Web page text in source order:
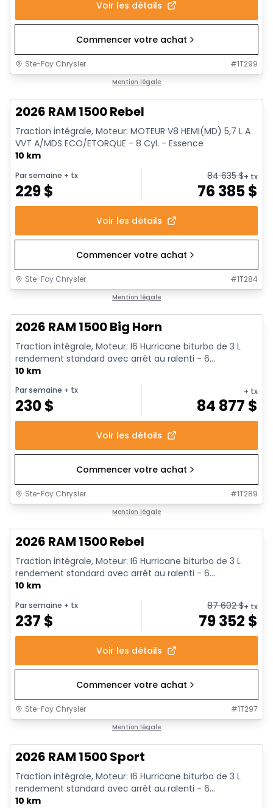
Voir les détails
Commencer votre achat
Ste-Foy Chrysler #1T299
Mention légale
2026 RAM 1500 Rebel
Traction intégrale, Moteur: MOTEUR V8 HEMI(MD) 5,7 L A
VVT A/MDS ECO/ETORQUE - 8 Cyl. - Essence
10 km
Par semaine + tx
229$
84 635$+ tx
76 385$
Voir les détails
Commencer votre achat
Ste-Foy Chrysler #1T284
Mention légale
2026 RAM 1500 Big Horn
Traction intégrale, Moteur: I6 Hurricane biturbo de 3 L
rendement standard avec arrêt au ralenti - 6...
10 km
Par semaine + tx
230$
+ tx
84 877 $
Voir les détails
Commencer votre achat
Ste-Foy Chrysler #1T289
Mention légale
2026 RAM 1500 Rebel
Traction intégrale, Moteur: I6 Hurricane biturbo de 3 L
rendement standard avec arrêt au ralenti - 6...
10 km
Par semaine + tx
237 $
87 602$+ tx
79 352 $
Voir les détails
Commencer votre achat
Ste-Foy Chrysler #1T297
Mention légale
2026 RAM 1500 Sport
Traction intégrale, Moteur: I6 Hurricane biturbo de 3 L
rendement standard avec arrêt au ralenti - 6...
10 km